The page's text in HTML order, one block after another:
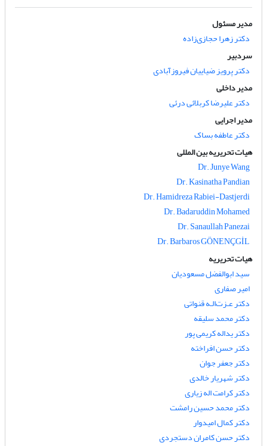
مدیر مسئول
دکتر زهرا حجازی‌زاده
سردبیر
دکتر پرویز ضیاییان فیروزآبادی
مدیر داخلی
دکتر علیرضا کربلائی درئی
مدیر اجرایی
دکتر عاطفه بساک
هیات تحریریه بین المللی
Dr. Junye Wang
Dr. Kasinatha Pandian
Dr. Hamidreza Rabiei-Dastjerdi
Dr. Badaruddin Mohamed
Dr. Sanaullah Panezai
Dr. Barbaros GÖNENÇGİL
هیات تحریریه
سید ابوالفضل مسعودیان
امیر صفاری
دکتر عـزت‌الـه قنواتی
دکتر محمد سلیقه
دکتر یداله کریمی پور
دکتر حسن افراخته
دکتر جعفر جوان
دکتر شهریار خالدی
دکتر کرامت اله زیاری
دکتر محمد حسین رامشت
دکتر کمال امیدوار
دکتر حسن کامران دستجردی